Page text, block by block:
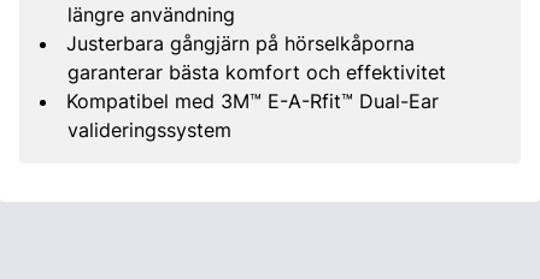
längre användning
Justerbara gångjärn på hörselkåporna
garanterar bästa komfort och effektivitet
Kompatibel med 3M™ E-A-Rfit™ Dual-Ear
valideringssystem